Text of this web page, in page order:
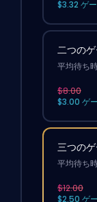
$3.32 ゲ
二つの
平均待ち
$8.00
$3.00 ゲ
三つの
平均待ち
$12.00
$2.50 ゲ